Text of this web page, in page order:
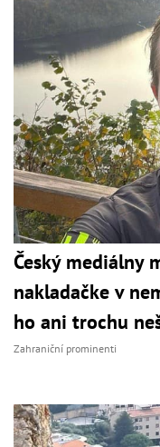
Český mediálny
nakladačke v
ho ani trochu
Zahraniční prominenti